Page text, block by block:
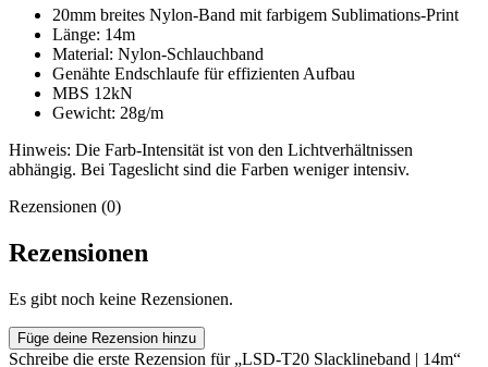
20mm breites Nylon-Band mit farbigem Sublimations-Print
Länge: 14m
Material: Nylon-Schlauchband
Genähte Endschlaufe für effizienten Aufbau
MBS 12kN
Gewicht: 28g/m
Hinweis: Die Farb-Intensität ist von den Lichtverhältnissen
abhängig. Bei Tageslicht sind die Farben weniger intensiv.
Rezensionen (0)
Rezensionen
Es gibt noch keine Rezensionen.
Füge deine Rezension hinzu
Schreibe die erste Rezension für „LSD-T20 Slacklineband | 14m“